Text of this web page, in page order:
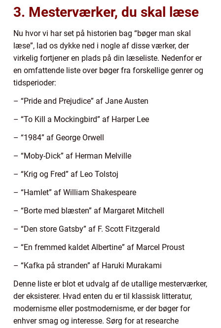
3. Mesterværker, du skal læse
Nu hvor vi har set på historien bag “bøger man skal
læse”, lad os dykke ned i nogle af disse værker, der
virkelig fortjener en plads på din læseliste. Nedenfor er
en omfattende liste over bøger fra forskellige genrer og
tidsperioder:
– “Pride and Prejudice” af Jane Austen
– “To Kill a Mockingbird” af Harper Lee
– “1984” af George Orwell
– “Moby-Dick” af Herman Melville
– “Krig og Fred” af Leo Tolstoj
– “Hamlet” af William Shakespeare
– “Borte med blæsten” af Margaret Mitchell
– “Den store Gatsby” af F. Scott Fitzgerald
– “En fremmed kaldet Albertine” af Marcel Proust
– “Kafka på stranden” af Haruki Murakami
Denne liste er blot et udvalg af de utallige mesterværker,
der eksisterer. Hvad enten du er til klassisk litteratur,
modernisme eller postmodernisme, er der bøger for
enhver smag og interesse. Sørg for at researche